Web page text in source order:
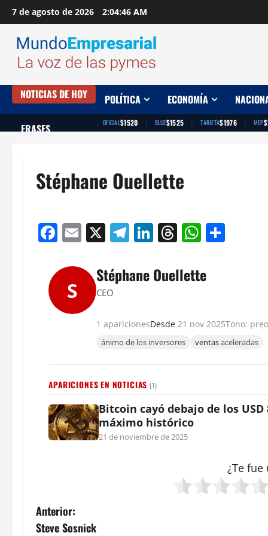
Saltar
al
contenido
7 de agosto de 2026 2:04:47 AM
NOTICIAS DE HOY POLÍTICA ECONOMÍA
FRASES OFICIAL$1520 | BLUE$1525 | TARJETA$1976 | MEP
Stéphane Ouellette
Facebook
Email
X Telegram
LinkedIn
Threads
S
Stéphane Ouellette
CEO
1 aparicionesDesde 21 nov 2025Tono:
ánimo de los inversores ventasaceleradas
APARICIONES EN NOTICIAS (1)
Bitcoin cayó debajo de los
máximo histórico
21 de noviembre de 2025
¿Te fue
N
Anterior:
Steve Sosnick